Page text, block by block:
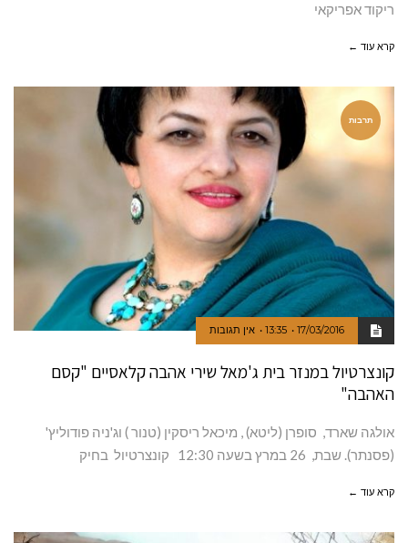
ריקוד אפריקאי
קרא עוד ←
תרבות
17/03/2016
13:35 אין תגובות
קונצרטיול במנזר בית ג'מאל שירי אהבה קלאסיים "קסם
האהבה"
אולגה שארד, סופרן (ליטא) , מיכאל ריסקין (טנור ) וג'ניה פודוליץ'
(פסנתר). שבת, 26 במרץ בשעה 12:30 קונצרטיול בחיק
קרא עוד ←